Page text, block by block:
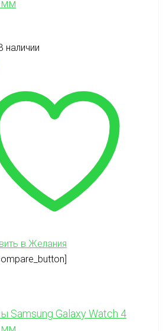
мм
наличии
в Желания
Samsung Galaxy Watch 4
мм